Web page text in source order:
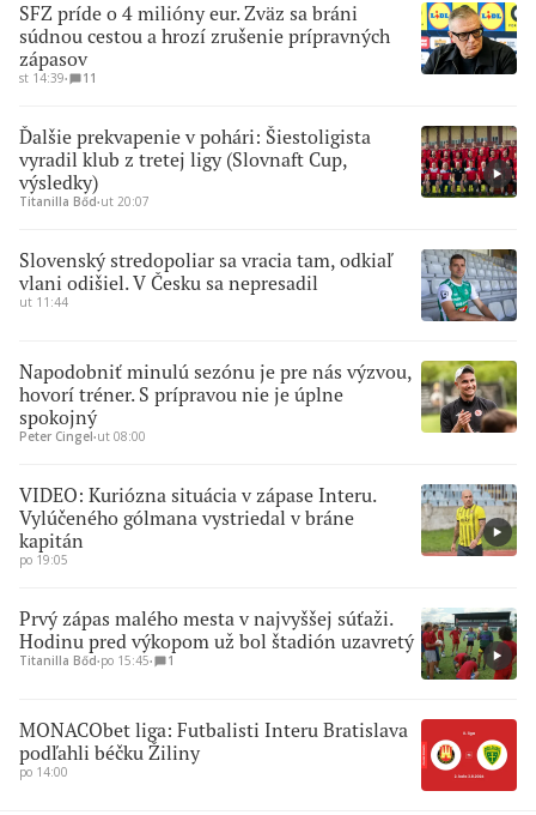
SFZ príde o 4 milióny eur. Zväz sa bráni
súdnou cestou a hrozí zrušenie prípravných
zápasov
st 14:39∙ 11
Ďalšie prekvapenie v pohári: Šiestoligista
vyradil klub z tretej ligy (Slovnaft Cup,
výsledky)
Titanilla Bőd∙ut 20:07
Slovenský stredopoliar sa vracia tam, odkiaľ
vlani odišiel. V Česku sa nepresadil
ut 11:44
Napodobniť minulú sezónu je pre nás výzvou,
hovorí tréner. S prípravou nie je úplne
spokojný
Peter Cingel∙ut 08:00
VIDEO: Kuriózna situácia v zápase Interu.
Vylúčeného gólmana vystriedal v bráne
kapitán
po 19:05
Prvý zápas malého mesta v najvyššej súťaži.
Hodinu pred výkopom už bol štadión uzavretý
Titanilla Bőd∙po 15:45∙ 1
MONACObet liga: Futbalisti Interu Bratislava
podľahli béčku Žiliny
po 14:00